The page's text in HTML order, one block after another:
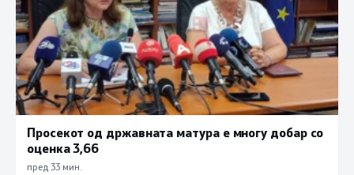
Просекот од државната матура е многу добар со
оценка 3,66
пред 33 мин.